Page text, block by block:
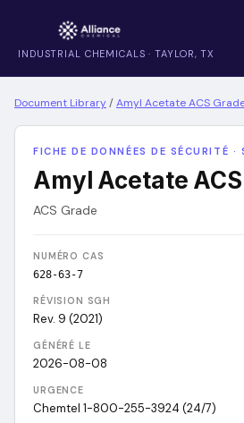
INDUSTRIAL CHEMICALS · TAYLOR, TX
Document Library/Amyl Acetate ACS
FICHE DE DONNÉES DE SÉCURITÉ ·
Amyl Acetate
ACS Grade
NUMÉRO CAS
628-63-7
RÉVISION SGH
Rev. 9 (2021)
GÉNÉRÉ LE
2026-08-08
URGENCE
Chemtel 1-800-255-3924 (24/7)